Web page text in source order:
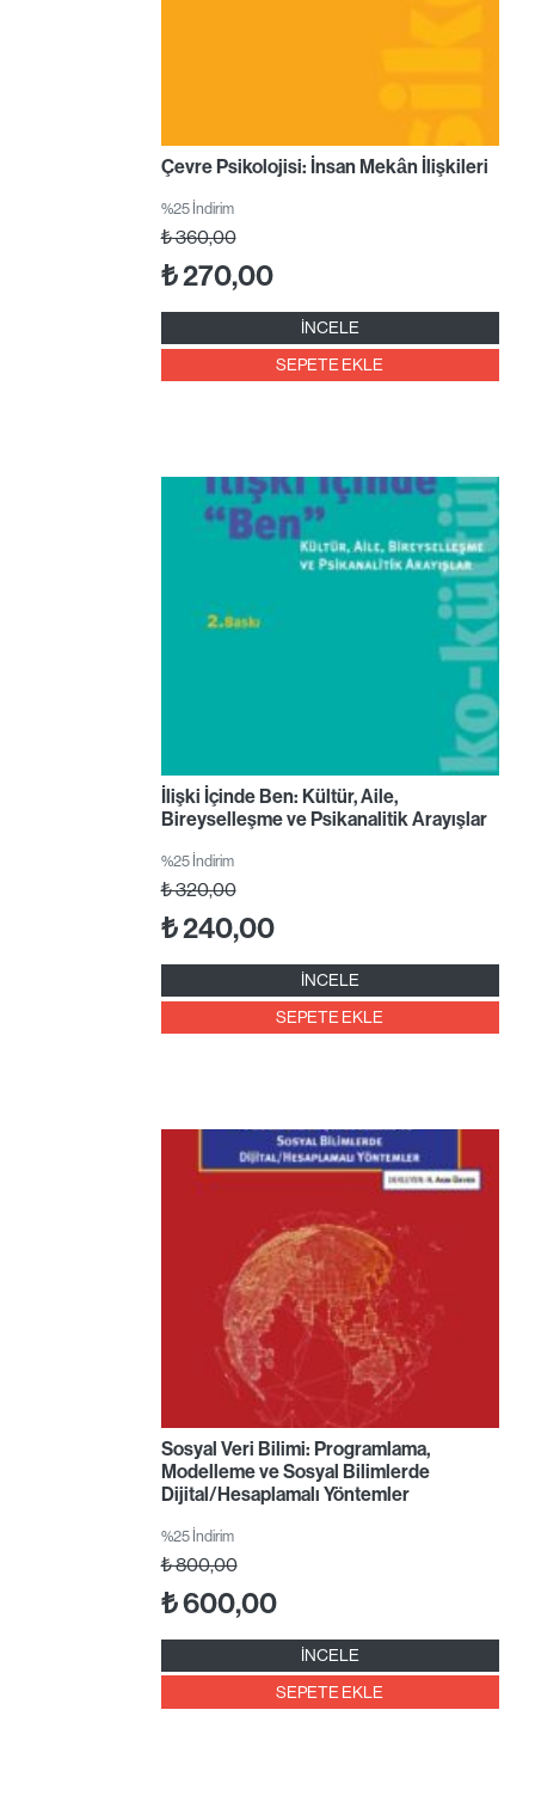
Çevre Psikolojisi: İnsan Mekân İlişkileri
%25 İndirim
₺360,00
₺270,00
İNCELE
SEPETE EKLE
İlişki İçinde Ben: Kültür, Aile,
Bireyselleşme ve Psikanalitik Arayışlar
%25 İndirim
₺320,00
₺240,00
İNCELE
SEPETE EKLE
Sosyal Veri Bilimi: Programlama,
Modelleme ve Sosyal Bilimlerde
Dijital/Hesaplamalı Yöntemler
%25 İndirim
₺800,00
₺600,00
İNCELE
SEPETE EKLE